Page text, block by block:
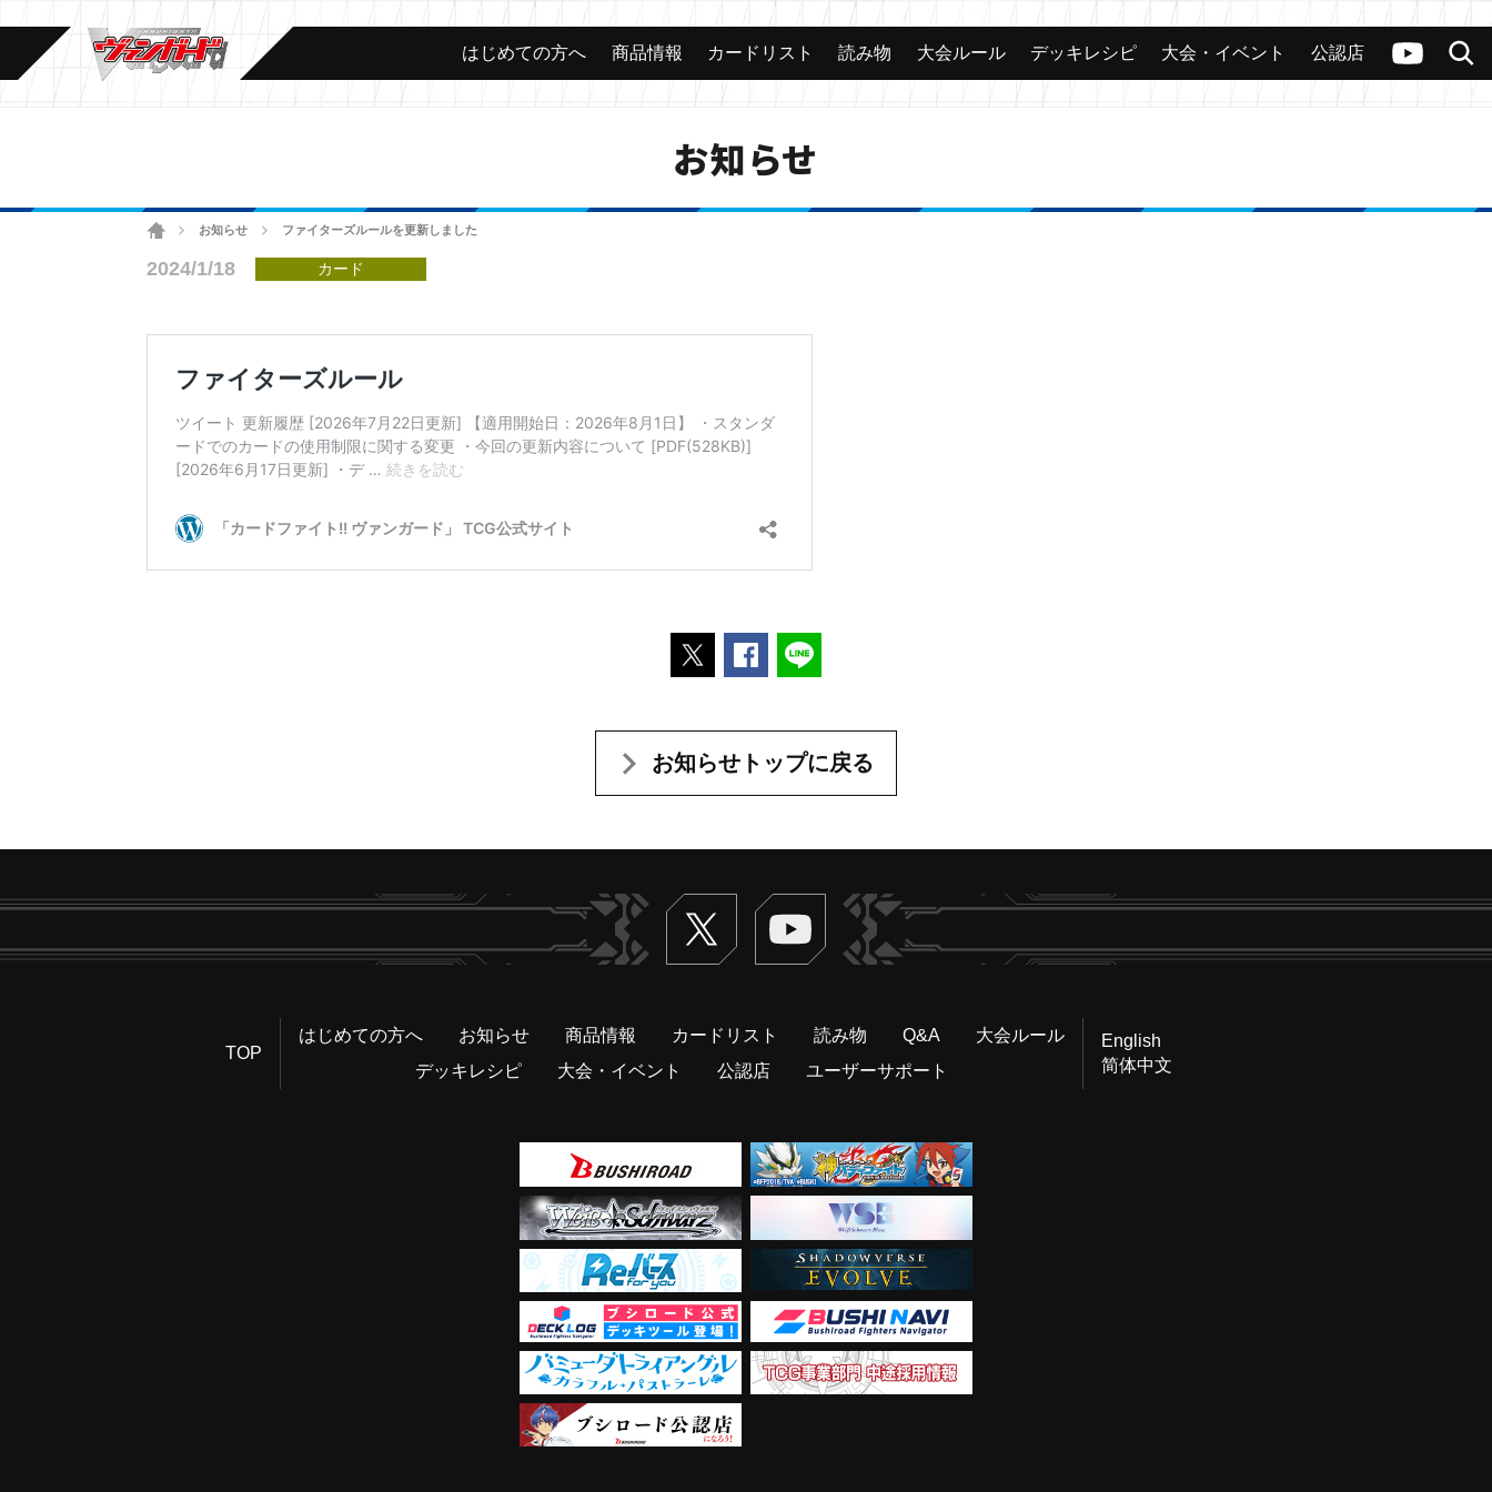
ヴァンガードch
検索
カード 大会 公認店舗 その他
はじめての方へ 商品情報 カードリスト 読み物 大会ルール デッキレシピ 大会・イベント 公認店
お知らせ
ホームお知らせ ファイターズルールを更新しました
2024/1/18 カード
ポストするFacebookでシェアする
お知らせトップに戻る
Twitter ヴァンガードch
TOP
はじめての方へ お知らせ 商品情報 カードリスト 読み物 Q&A
大会ルール
デッキレシピ
大会・イベント 公認店 ユーザーサポート
English
简体中文